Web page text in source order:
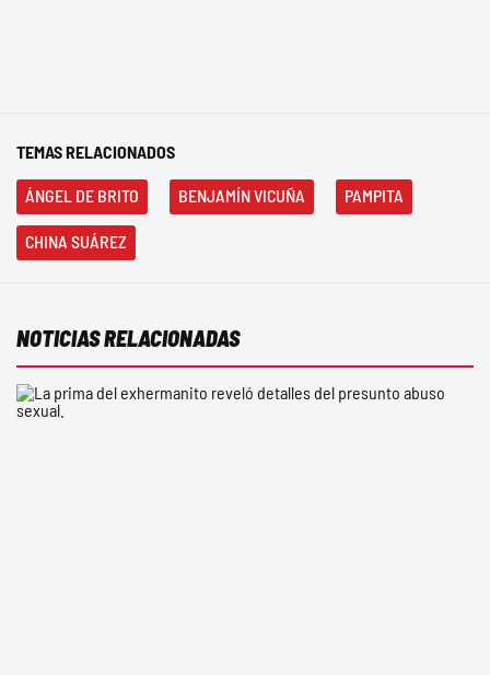
TEMAS RELACIONADOS
ÁNGEL DE BRITO BENJAMÍN VICUÑA PAMPITA
CHINA SUÁREZ
NOTICIAS RELACIONADAS